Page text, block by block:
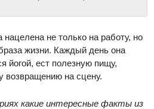
не только на работу, но
жизни. Каждый день она
йогой, ест полезную пищу,
возвращению на сцену.
какие интересные факты из